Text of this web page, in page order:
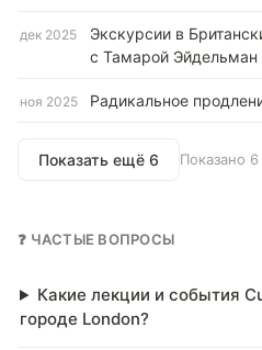
дек 2025
Экскурсии в
с Тамарой Эйдельман
ноя 2025 Радикальное
Показать ещё 6 Показано 6
❓ ЧАСТЫЕ ВОПРОСЫ
Какие лекции и события
городе London?